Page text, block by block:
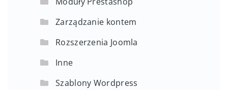
Zarządzanie kontem
Rozszerzenia Joomla
Inne
Szablony Wordpress